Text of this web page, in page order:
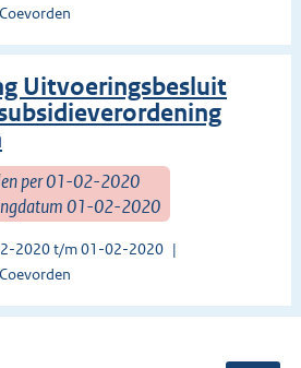
Uitvoeringsbesluit
per 01-02-2020
01-02-2020
2020 t/m 01-02-2020